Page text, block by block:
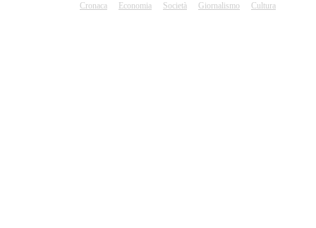
Cronaca Economia Società Giornalismo Cultura